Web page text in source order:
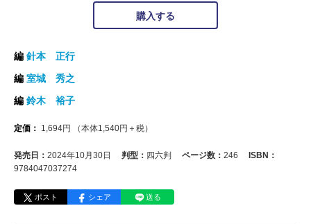
購入する
編 針本 正行
編 室城 秀之
編 鈴木 裕子
定価： 1,694円 （本体1,540円＋税）
発売日： 2024年10月30日 判型： 四六判 ページ数： 246
ISBN：
9784047037274
ポスト シェア 送る